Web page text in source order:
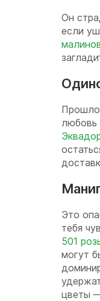
Он
если
Прошло
любовь
Это
тебя
501
могут
цветы